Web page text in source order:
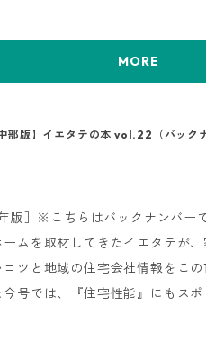
Gallery』、会社の特徴をまとめ
を比較検討しやすい形でご紹介
MORE
部版】イエタテの本 vol.22（バック
版］※こちらはバックナンバ
ームを取材してきたイエタテが
コツと地域の住宅会社情報をこの
今号では、『住宅性能』にもスポ